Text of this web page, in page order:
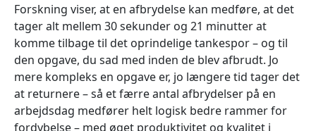
Forskning viser, at en afbrydelse kan medføre, at det
tager alt mellem 30 sekunder og 21 minutter at
komme tilbage til det oprindelige tankespor – og til
den opgave, du sad med inden de blev afbrudt. Jo
mere kompleks en opgave er, jo længere tid tager det
at returnere – så et færre antal afbrydelser på en
arbejdsdag medfører helt logisk bedre rammer for
fordybelse – med øget produktivitet og kvalitet i